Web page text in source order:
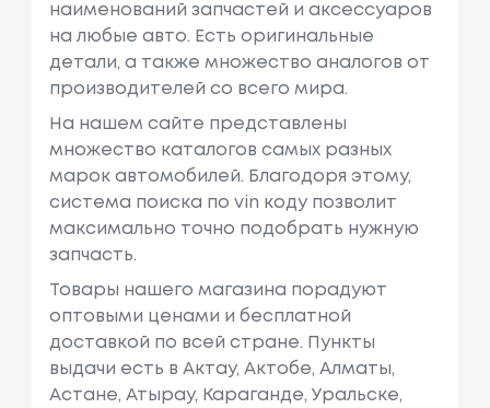
наименований запчастей и аксессуаров
на любые авто. Есть оригинальные
детали, а также множество аналогов от
производителей со всего мира.
На нашем сайте представлены
множество каталогов самых разных
марок автомобилей. Благодоря этому,
система поиска по vin коду позволит
максимально точно подобрать нужную
запчасть.
Товары нашего магазина порадуют
оптовыми ценами и бесплатной
доставкой по всей стране. Пункты
выдачи есть в Актау, Актобе, Алматы,
Астане, Атырау, Караганде, Уральске,